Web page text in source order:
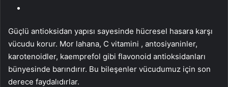
Güçlü antioksidan yapısı sayesinde hücresel hasara karşı
vücudu korur. Mor lahana, C vitamini , antosiyaninler,
karotenoidler, kaemprefol gibi flavonoid antioksidanları
bünyesinde barındırır. Bu bileşenler vücudumuz için son
derece faydalıdırlar.